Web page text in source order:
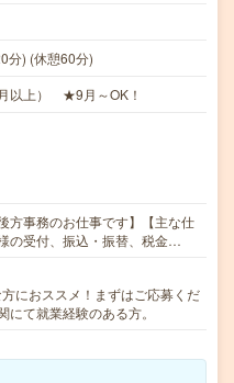
分) (休憩60分)
以上） ★9月～OK！
方事務のお仕事です】【主な仕
の受付、振込・振替、税金…
におススメ！まずはご応募くだ
て就業経験のある方。